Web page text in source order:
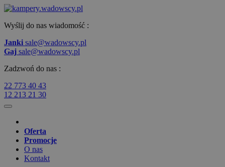
Wyślij do nas wiadomość :
Janki sale@wadowscy.pl
Gaj sale@wadowscy.pl
Zadzwoń do nas :
22 773 40 43
12 213 21 30
Oferta
Promocje
O nas
Kontakt